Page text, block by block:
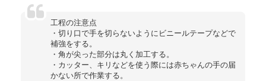
工程の注意点
・切り口で手を切らないようにビニールテープなどで
補強をする。
・角が尖った部分は丸く加工する。
・カッター、キリなどを使う際には赤ちゃんの手の届
かない所で作業する。